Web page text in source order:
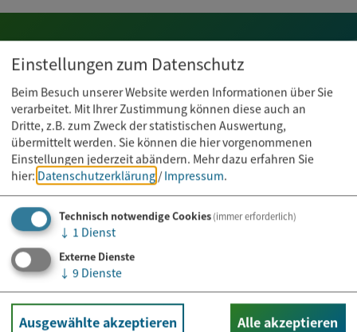
Amtliche
Bekanntmachungen
mehr erfahren
Newsletter abonnieren
Einstellungen zum Datenschutz
Beim Besuch unserer Website werden Informationen über Sie
verarbeitet. Mit Ihrer Zustimmung können diese auch an
Dritte, z.B. zum Zweck der statistischen Auswertung,
übermittelt werden. Sie können die hier vorgenommenen
Einstellungen jederzeit abändern. Mehr dazu erfahren Sie
hier: Datenschutzerklärung / Impressum.
Technisch notwendige Cookies(immer erforderlich)
↓ 1 Dienst
Externe Dienste
↓ 9 Dienste
Ausgewählte akzeptieren Alle akzeptieren